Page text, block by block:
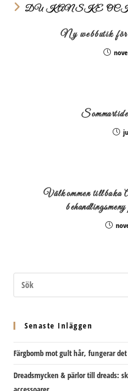
DU KANSKE
Ny webbutik för
Välkommen tillbaka
Senaste Inläggen
Färgbomb mot gult hår, fungerar
Dreadsmycken & pärlor till dreads: